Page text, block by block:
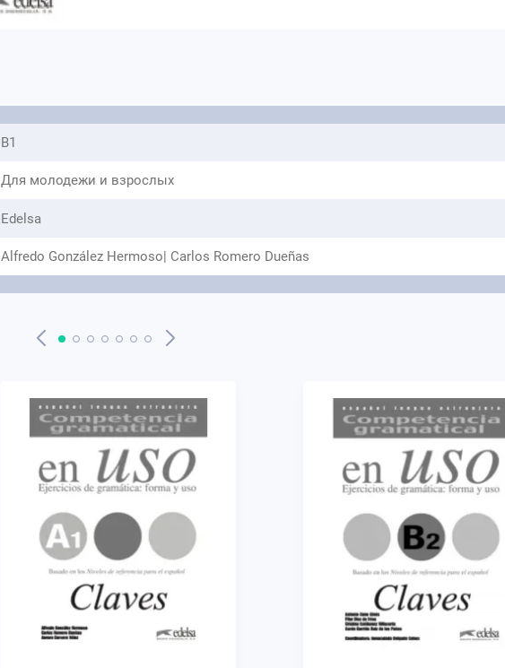
B1
Для молодежи и взрослых
Edelsa
Alfredo González Hermoso| Carlos Romero Dueñas